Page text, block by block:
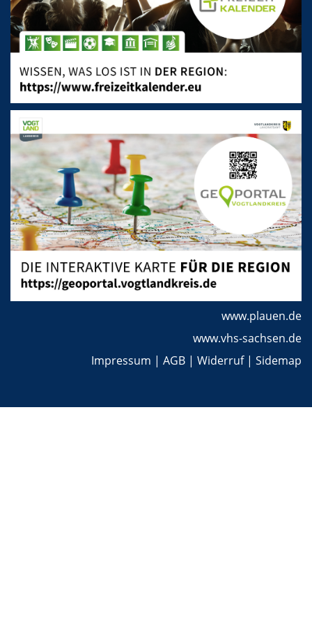
www.plauen.de
www.vhs-sachsen.de
Impressum | AGB | Widerruf| Sidemap